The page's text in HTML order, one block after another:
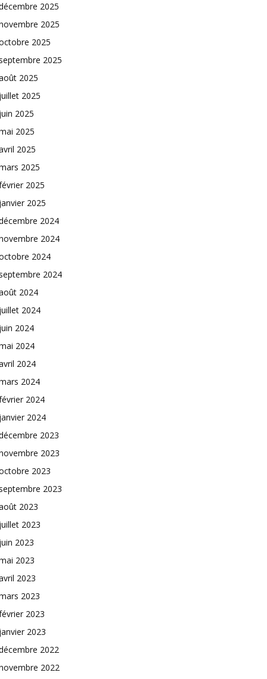
2025
2025
2025
2025
2025
2025
2025
2025
2025
2025
2025
2025
2024
2024
2024
2024
2024
2024
2024
2024
2024
2024
2024
2024
2023
2023
2023
2023
2023
2023
2023
2023
2023
2023
2023
2023
2022
2022